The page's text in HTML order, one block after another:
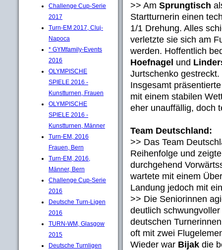
Challenge Cup-Serie
2017
Turn-EM 2017, Cluj-
Napoca
* GYMfamily-Events
2016
OLYMPISCHE
SPIELE 2016 -
Kunstturnen, Frauen
OLYMPISCHE
SPIELE 2016 -
Kunstturnen, Männer
Turn-EM, 2016
Frauen, Bern
Turn-EM, 2016,
Männer, Bern
Challenge Cup-Serie
2016
Deutsche Turn-Ligen
2016
TURN-WM, Glasgow
2015
Deutsche Turnligen
>> Am Sprungtisch
Startturnerin einen
1/1 Drehung. Alles
verletzte sie sich am
werden. Hoffentlich
Hoefnagel und
Jurtschenko gestreckt.
Insgesamt
mit einem stabilen
eher unauffällig, doch
Team Deutschland:
>> Das Team
Reihenfolge und
durchgehend
wartete mit einem
Landung jedoch mit
>> Die Seniorinnen
deutlich
deutschen
oft mit zwei
Wieder war Bijak die